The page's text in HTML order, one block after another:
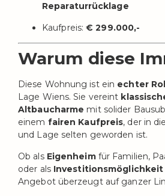
Reparaturrücklage
Kaufpreis:€ 299.000,-
Warum diese
Diese Wohnung ist ein echter
Lage Wiens. Sie vereint
Altbaucharme mit solider
einem fairen Kaufpreis, der in
und Lage selten geworden ist.
Ob als Eigenheimfür Familien,
oder als Investitionsmöglichkeit
Angebot überzeugt auf ganzer